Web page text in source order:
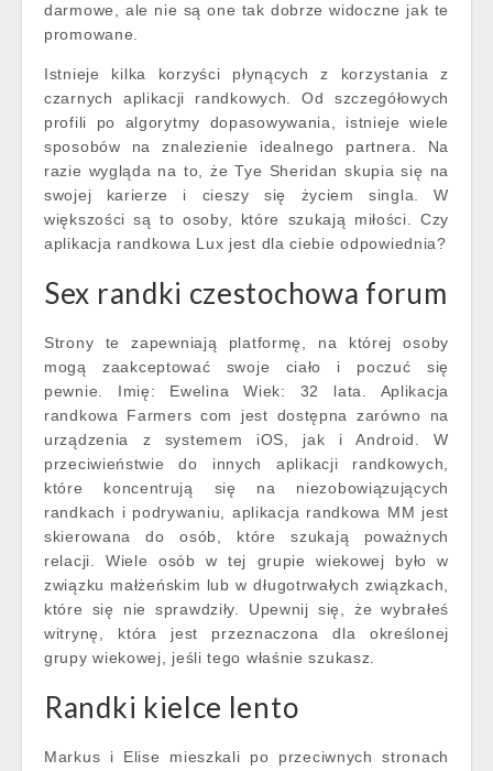
darmowe, ale nie są one tak dobrze widoczne jak te
promowane.
Istnieje kilka korzyści płynących z korzystania z
czarnych aplikacji randkowych. Od szczegółowych
profili po algorytmy dopasowywania, istnieje wiele
sposobów na znalezienie idealnego partnera. Na
razie wygląda na to, że Tye Sheridan skupia się na
swojej karierze i cieszy się życiem singla. W
większości są to osoby, które szukają miłości. Czy
aplikacja randkowa Lux jest dla ciebie odpowiednia?
Sex randki czestochowa forum
Strony te zapewniają platformę, na której osoby
mogą zaakceptować swoje ciało i poczuć się
pewnie. Imię: Ewelina Wiek: 32 lata. Aplikacja
randkowa Farmers com jest dostępna zarówno na
urządzenia z systemem iOS, jak i Android. W
przeciwieństwie do innych aplikacji randkowych,
które koncentrują się na niezobowiązujących
randkach i podrywaniu, aplikacja randkowa MM jest
skierowana do osób, które szukają poważnych
relacji. Wiele osób w tej grupie wiekowej było w
związku małżeńskim lub w długotrwałych związkach,
które się nie sprawdziły. Upewnij się, że wybrałeś
witrynę, która jest przeznaczona dla określonej
grupy wiekowej, jeśli tego właśnie szukasz.
Randki kielce lento
Markus i Elise mieszkali po przeciwnych stronach